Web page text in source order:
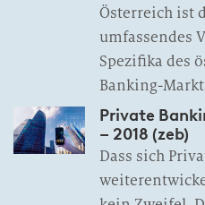
Österreich ist
umfassendes
Spezifika des
Banking-
Private
– 2018 (zeb)
Dass sich